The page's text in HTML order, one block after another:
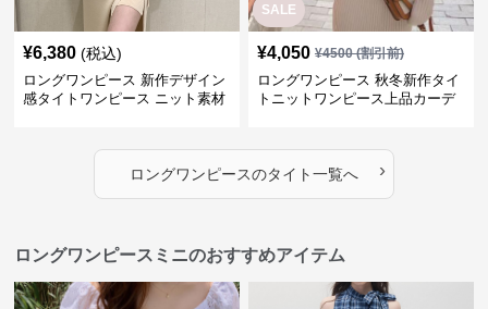
¥6,380 (税込)
ロングワンピース 新作デザイン
感タイトワンピース ニット素材
SALE
¥4,050 ¥4500(割引前)
ロングワンピース 秋冬新作タイ
トニットワンピース上品カーデ
ロングワンピースのタイト一覧へ ›
ロングワンピースミニのおすすめアイテム